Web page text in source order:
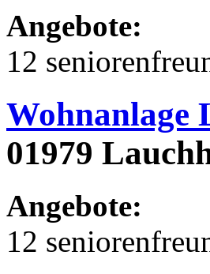
Angebote:
12
Wohnanlage
01979
Angebote:
12